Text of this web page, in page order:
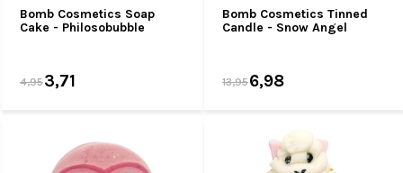
Bomb Cosmetics Soap
Cake - Philosobubble
4,953,71
Bomb Cosmetics Tinned
Candle - Snow Angel
13,956,98